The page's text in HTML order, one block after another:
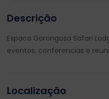
Descrição
Espaco Gorongosa Safari
eventos, conferencias e
Localização